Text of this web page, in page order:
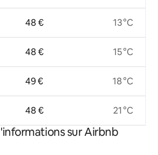
48 €
48 €
49 €
48 €
13 °C
15 °C
18 °C
21 °C
sur Airbnb